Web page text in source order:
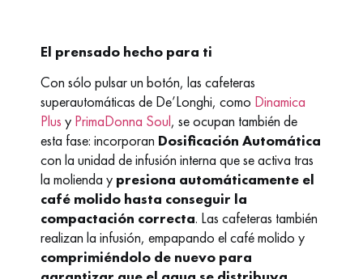
El prensado hecho para ti
Con sólo pulsar un botón, las cafeteras
superautomáticas de De’Longhi, como Dinamica
Plus y PrimaDonna Soul, se ocupan también de
esta fase: incorporan Dosificación Automática
con la unidad de infusión interna que se activa tras
la molienda y presiona automáticamente el
café molido hasta conseguir la
compactación correcta. Las cafeteras también
realizan la infusión, empapando el café molido y
comprimiéndolo de nuevo para